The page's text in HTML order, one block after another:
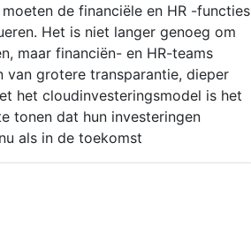
de financiële en HR -functies
Het is niet langer genoeg om
maar financiën- en HR-teams
grotere transparantie, dieper
het cloudinvesteringsmodel is het
tonen dat hun investeringen
als in de toekomst